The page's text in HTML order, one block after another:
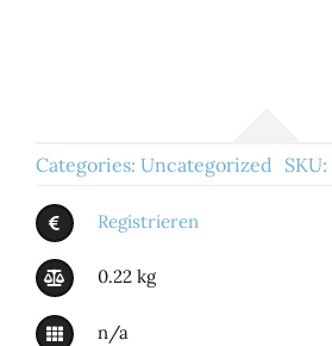
Categories: Uncategorized SKU:
Registrieren
0.22 kg
n/a